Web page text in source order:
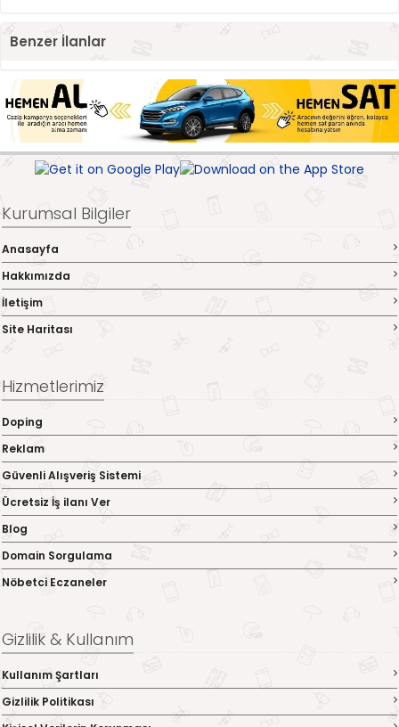
Benzer İlanlar
Kurumsal Bilgiler
Anasayfa
Hakkımızda
İletişim
Site Haritası
Hizmetlerimiz
Doping
Reklam
Güvenli Alışveriş Sistemi
Ücretsiz İş ilanı Ver
Blog
Domain Sorgulama
Nöbetci Eczaneler
Gizlilik & Kullanım
Kullanım Şartları
Gizlilik Politikası